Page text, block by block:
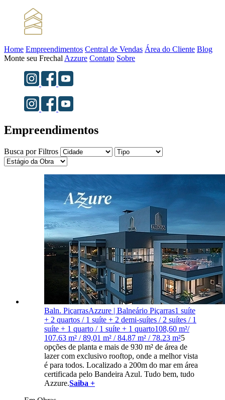
Home Empreendimentos Central de Vendas Área do Cliente Blog
Monte seu Frechal Azzure Contato Sobre
Empreendimentos
Busca por Filtros
Baln. PiçarrasAzzure | Balneário Piçarras1 suíte
+ 2 quartos / 1 suíte + 2 demi-suítes / 2 suítes / 1
suíte + 1 quarto / 1 suíte + 1 quarto108,60 m²/
107.63 m² / 89,01 m² / 84.87 m² / 78.23 m²5
opções de planta e mais de 930 m² de área de
lazer com exclusivo rooftop, onde a melhor vista
é para todos. Localizado a 200m do mar em área
certificada pelo Bandeira Azul. Tudo bem, tudo
Azzure.Saiba +